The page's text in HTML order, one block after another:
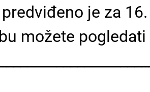
je za
možete